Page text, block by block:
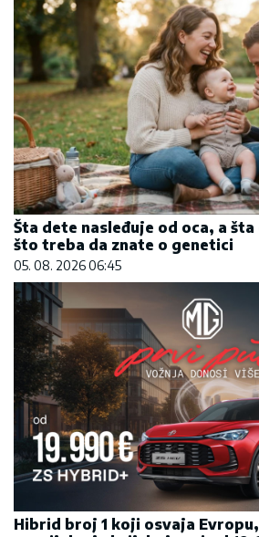
Šta dete nasleđuje od oca, a šta
što treba da znate o genetici
05. 08. 2026 06:45
Hibrid broj 1 koji osvaja